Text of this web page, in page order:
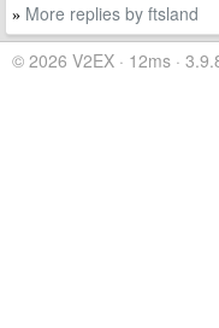
» More replies by ftsland
© 2026 V2EX · 12ms ·